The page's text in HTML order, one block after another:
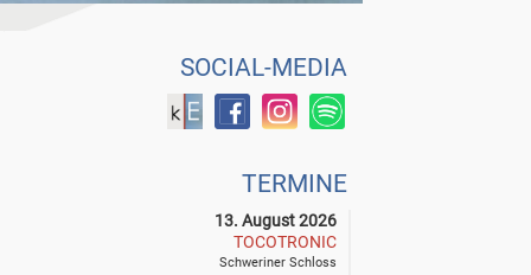
SOCIAL-MEDIA
TERMINE
13. August 2026
TOCOTRONIC
Schweriner Schloss